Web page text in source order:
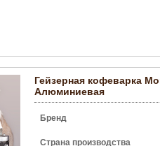
Гейзерная кофеварка
Алюминиевая
Бренд
Страна производства